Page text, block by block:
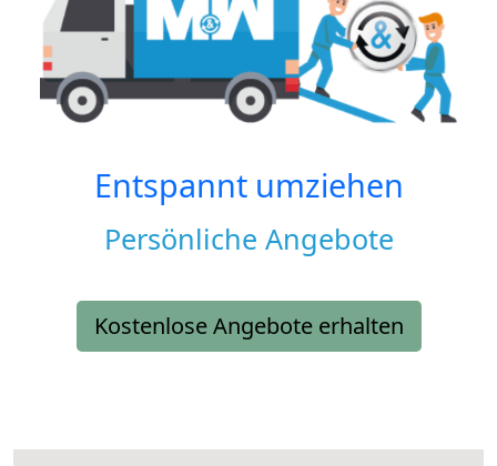
Entspannt umziehen
Persönliche Angebote
Kostenlose Angebote erhalten